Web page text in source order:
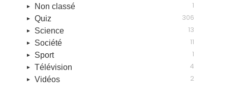
Non classé 1
Quiz 306
Science 13
Société 11
Sport 1
Télévision 4
Vidéos 2